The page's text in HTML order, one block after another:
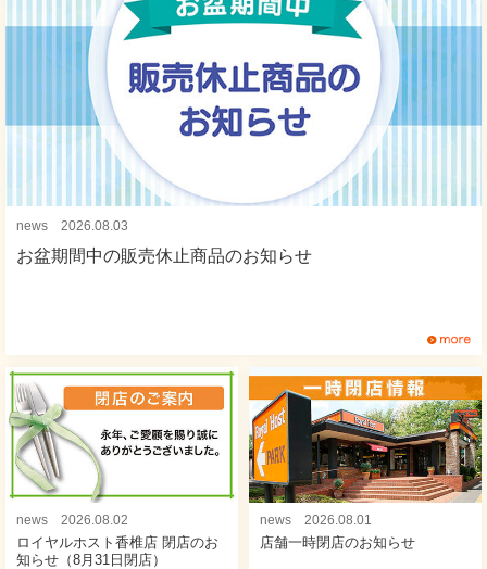
news 2026.08.03
お盆期間中の販売休止商品のお知らせ
news 2026.08.02
ロイヤルホスト香椎店 閉店のお
知らせ（8月31日閉店）
news 2026.08.01
店舗一時閉店のお知らせ